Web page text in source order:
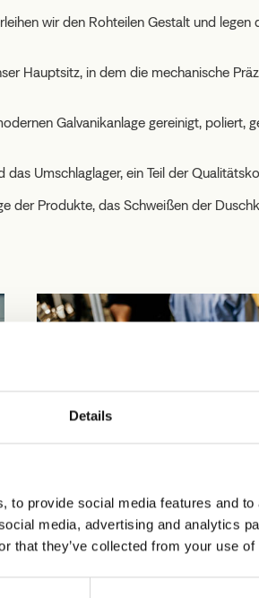
Details
to provide social media features and
media, advertising and analytics
that they’ve collected from your use
wir den Rohteilen Gestalt und
Hauptsitz, in dem die mechanische
Galvanikanlage gereinigt, poliert,
Umschlaglager, ein Teil der
der Produkte, das Schweißen der